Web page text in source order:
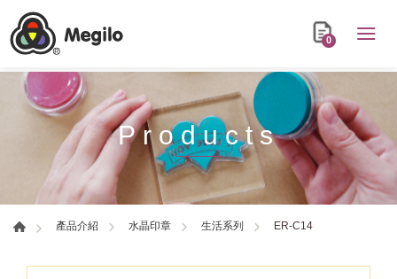
0
Products
產品介紹 水晶印章 生活系列 ER-C14